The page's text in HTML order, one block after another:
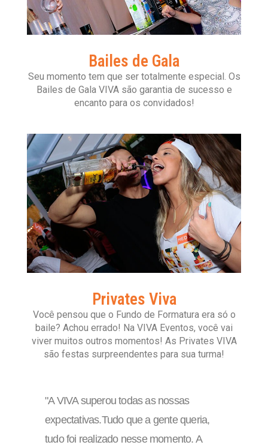
Bailes de Gala
Seu momento tem que ser totalmente especial. Os
Bailes de Gala VIVA são garantia de sucesso e
encanto para os convidados!
Privates Viva
Você pensou que o Fundo de Formatura era só o
baile? Achou errado! Na VIVA Eventos, você vai
viver muitos outros momentos! As Privates VIVA
são festas surpreendentes para sua turma!
"A VIVA superou todas as nossas
expectativas.Tudo que a gente queria,
tudo foi realizado nesse momento. A